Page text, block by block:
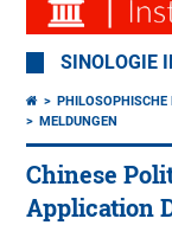
SINOLOGIE
PHILOSOPHISCHE
MELDUNGEN
Chinese
Application